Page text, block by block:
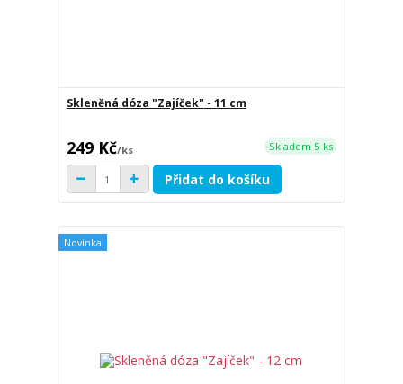
Skleněná dóza "Zajíček" - 11 cm
249 Kč/ks Skladem 5 ks
Přidat do košíku
Novinka